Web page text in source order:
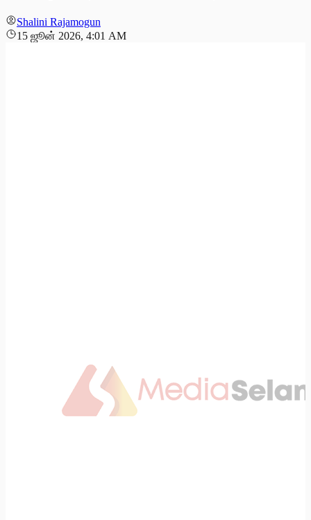
Shalini Rajamogun
15 ஜூன் 2026, 4:01 AM